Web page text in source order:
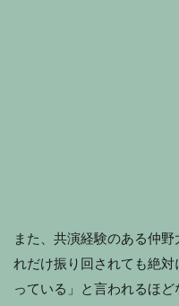
また、共演経験のある仲
れだけ振り回されても絶対
っている」と言われるほ